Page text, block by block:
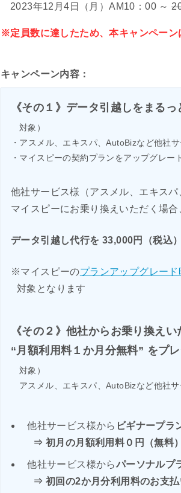
2023年12月4日（月）AM10：00 ～
※定員数に達したため、本キャンペーン
キャンペーン内容：
《その１》データ引越しをまる
対象）
・アスメル、エキスパ、AutoBizなど他社
・マイスピーの契約プランをアップグレー
他社サービス様（アスメル、エキス
マイスピーにお乗り換えいただく場合
データ引越し代行を 33,000円（税込
※マイスピーのプランアップグレード
対象となります
《その２》他社からお乗り換え
“月額利用料１か月分無料” をプレ
対象）
アスメル、エキスパ、AutoBizなど他社
他社サービス様から ビギナープラ
⇒ 初月の月額利用料０円（無料
他社サービス様からパーソナルプ
⇒ 初回の2か月分利用料のお支